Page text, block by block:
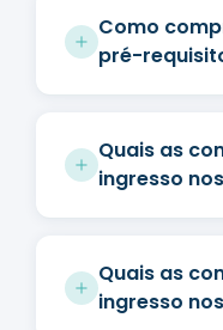
Como
pré-
Quais as
ingresso
Quais as
ingresso